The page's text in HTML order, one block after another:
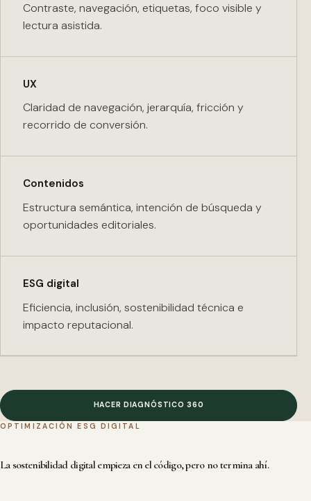
Contraste, navegación, etiquetas, foco visible y
lectura asistida.
UX
Claridad de navegación, jerarquía, fricción y
recorrido de conversión.
Contenidos
Estructura semántica, intención de búsqueda y
oportunidades editoriales.
ESG digital
Eficiencia, inclusión, sostenibilidad técnica e
impacto reputacional.
HACER DIAGNÓSTICO 360
OPTIMIZACIÓN ESG DIGITAL
La sostenibilidad digital empieza en el código, pero no termina ahí.